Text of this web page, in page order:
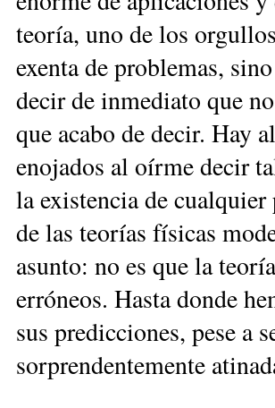
teoría, uno de los
exenta de problemas,
decir de inmediato que
que acabo de decir. Hay
enojados al oírme decir
la existencia de
de las teorías físicas
asunto: no es que la
erróneos. Hasta donde
sus predicciones, pese a
sorprendentemente